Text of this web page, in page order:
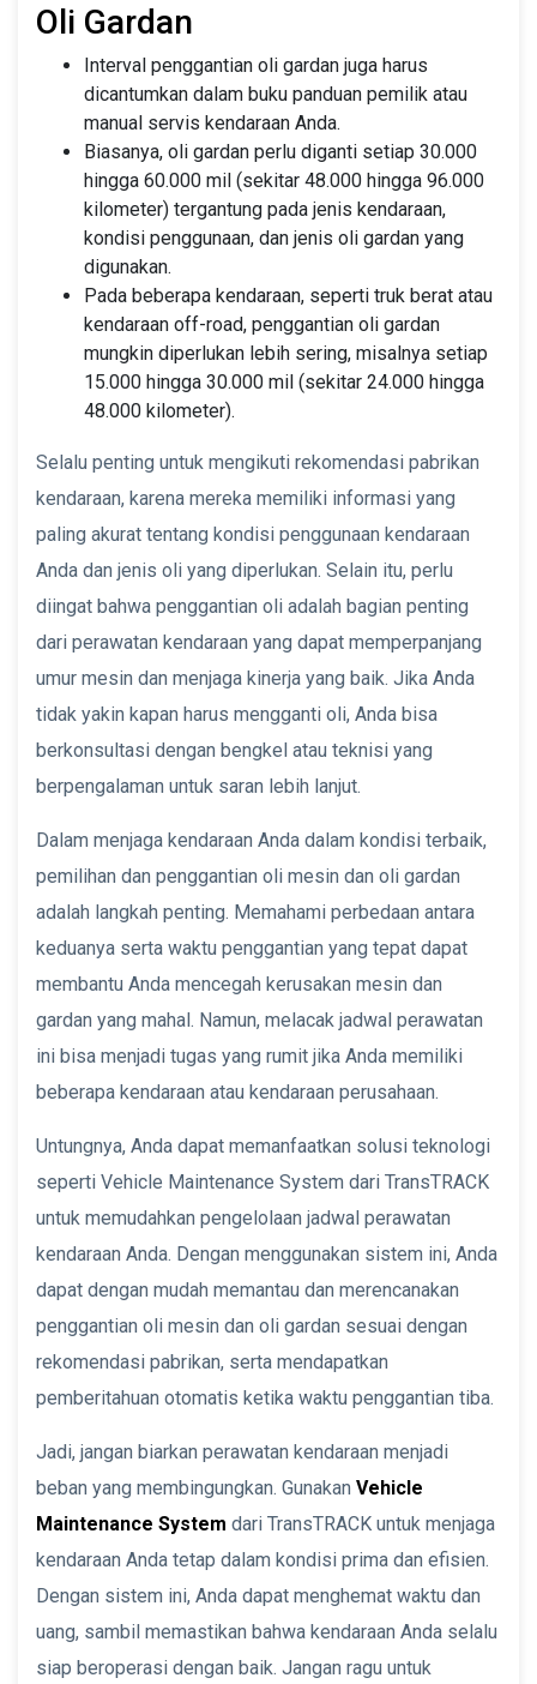
Oli Gardan
Interval penggantian oli gardan juga harus
dicantumkan dalam buku panduan pemilik atau
manual servis kendaraan Anda.
Biasanya, oli gardan perlu diganti setiap 30.000
hingga 60.000 mil (sekitar 48.000 hingga 96.000
kilometer) tergantung pada jenis kendaraan,
kondisi penggunaan, dan jenis oli gardan yang
digunakan.
Pada beberapa kendaraan, seperti truk berat atau
kendaraan off-road, penggantian oli gardan
mungkin diperlukan lebih sering, misalnya setiap
15.000 hingga 30.000 mil (sekitar 24.000 hingga
48.000 kilometer).
Selalu penting untuk mengikuti rekomendasi pabrikan
kendaraan, karena mereka memiliki informasi yang
paling akurat tentang kondisi penggunaan kendaraan
Anda dan jenis oli yang diperlukan. Selain itu, perlu
diingat bahwa penggantian oli adalah bagian penting
dari perawatan kendaraan yang dapat memperpanjang
umur mesin dan menjaga kinerja yang baik. Jika Anda
tidak yakin kapan harus mengganti oli, Anda bisa
berkonsultasi dengan bengkel atau teknisi yang
berpengalaman untuk saran lebih lanjut.
Dalam menjaga kendaraan Anda dalam kondisi terbaik,
pemilihan dan penggantian oli mesin dan oli gardan
adalah langkah penting. Memahami perbedaan antara
keduanya serta waktu penggantian yang tepat dapat
membantu Anda mencegah kerusakan mesin dan
gardan yang mahal. Namun, melacak jadwal perawatan
ini bisa menjadi tugas yang rumit jika Anda memiliki
beberapa kendaraan atau kendaraan perusahaan.
Untungnya, Anda dapat memanfaatkan solusi teknologi
seperti Vehicle Maintenance System dari TransTRACK
untuk memudahkan pengelolaan jadwal perawatan
kendaraan Anda. Dengan menggunakan sistem ini, Anda
dapat dengan mudah memantau dan merencanakan
penggantian oli mesin dan oli gardan sesuai dengan
rekomendasi pabrikan, serta mendapatkan
pemberitahuan otomatis ketika waktu penggantian tiba.
Jadi, jangan biarkan perawatan kendaraan menjadi
beban yang membingungkan. Gunakan Vehicle
Maintenance System dari TransTRACK untuk menjaga
kendaraan Anda tetap dalam kondisi prima dan efisien.
Dengan sistem ini, Anda dapat menghemat waktu dan
uang, sambil memastikan bahwa kendaraan Anda selalu
siap beroperasi dengan baik. Jangan ragu untuk